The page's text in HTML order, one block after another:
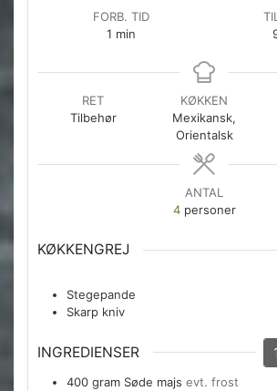
FORB. TID
1minut
min
RET
Tilbehør
KØKKEN
Mexikansk,
Orientalsk
ANTAL
4 personer
KØKKENGREJ
Stegepande
Skarp kniv
INGREDIENSER
400 gram Søde majs evt. frost